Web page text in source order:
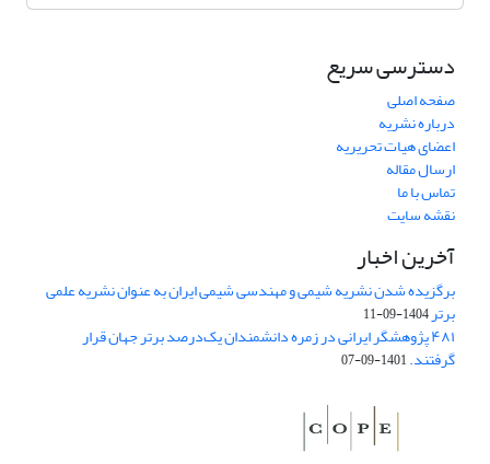
دسترسی سریع
صفحه اصلی
درباره نشریه
اعضای هیات تحریریه
ارسال مقاله
تماس با ما
نقشه سایت
آخرین اخبار
برگزیده شدن نشریه شیمی و مهندسی شیمی ایران به عنوان نشریه علمی
برتر1404-09-11
۴۸۱ پژوهشگر ایرانی در زمره دانشمندان یک‌درصد برتر جهان قرار
گرفتند.1401-09-07